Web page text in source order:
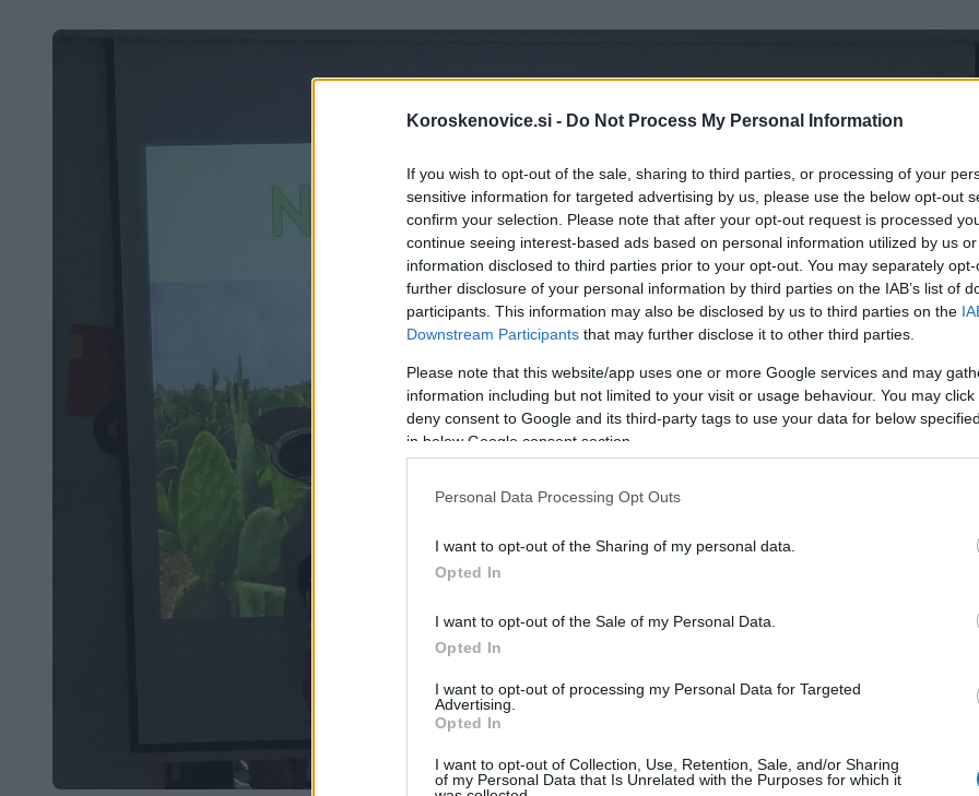
Koroskenovice.si - Do Not Process My Personal Information
If you wish to opt-out of the sale, sharing to third parties, or processing of your
sensitive information for targeted advertising by us, please use the below opt-out
confirm your selection. Please note that after your opt-out request is processed
continue seeing interest-based ads based on personal information utilized by us
information disclosed to third parties prior to your opt-out. You may separately
further disclosure of your personal information by third parties on the IAB’s list of
participants. This information may also be disclosed by us to third parties on the
Downstream Participants that may further disclose it to other third parties.
Please note that this website/app uses one or more Google services and may
information including but not limited to your visit or usage behaviour. You may
deny consent to Google and its third-party tags to use your data for below
in below Google consent section.
Personal Data Processing Opt Outs
I want to opt-out of the Sharing of my personal data.
Opted In
I want to opt-out of the Sale of my Personal Data.
Opted In
I want to opt-out of processing my Personal Data for Targeted
Advertising.
Opted In
I want to opt-out of Collection, Use, Retention, Sale, and/or Sharing
of my Personal Data that Is Unrelated with the Purposes for which it